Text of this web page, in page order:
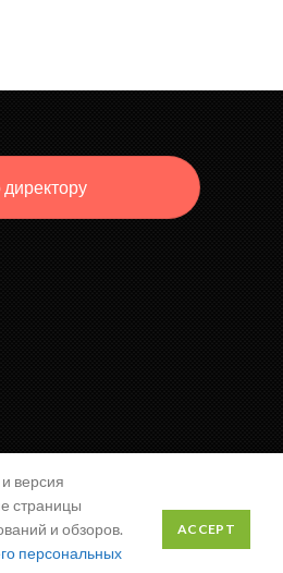
версия
страницы
и обзоров.
персональных
ACCEPT